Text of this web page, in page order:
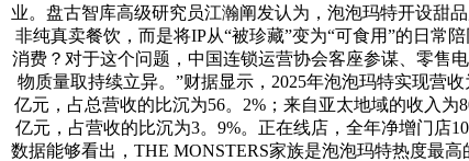
业。盘古智库高级研究员江瀚阐发认为，泡泡玛特开设甜
非纯真卖餐饮，而是将IP从“被珍藏”变为“可食用”的日常
消费？对于这个问题，中国连锁运营协会客座参谋、零售
物质量取持续立异。”财据显示，2025年泡泡玛特实现营
亿元，占总营收的比沉为56。2%；来自亚太地域的收入
亿元，占营收的比沉为3。9%。正在线店，全年净增门店
数据能够看出，THE MONSTERS家族是泡泡玛特热度最